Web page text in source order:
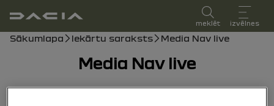
lietotāja rokasgrāmata
meklēt izvēlnes
navigācijas ceļš
Sākumlapa Iekārtu saraksts Media Nav live
Media Nav live
13/01/2025līdz29/01/2026